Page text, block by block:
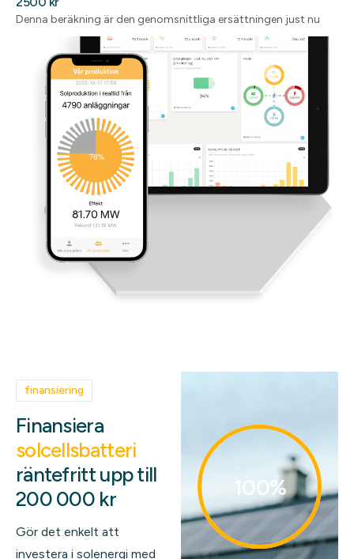
Denna beräkning är den genomsnittliga ersättningen just nu
finansiering
Finansiera
solcellsbatteri
räntefritt upp till
200 000 kr
Gör det enkelt att
investera i solenergi med
100%